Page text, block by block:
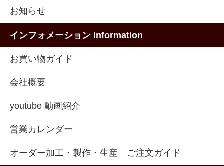
お知らせ
インフォメーション information
お買い物ガイド
会社概要
youtube 動画紹介
営業カレンダー
オーダー加工・製作・生産 ご注文ガイド